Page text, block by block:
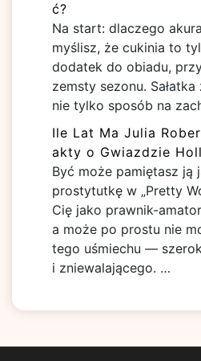
ć?
Na start: dlaczego
myślisz, że cukinia to
dodatek do obiadu,
zemsty sezonu.
nie tylko sposób na
Ile Lat Ma Julia
akty o Gwiazdzie
Być może pamiętasz ją
prostytutkę w „Pretty
Cię jako prawnik-
a może po prostu nie
tego uśmiechu —
i zniewalającego. …